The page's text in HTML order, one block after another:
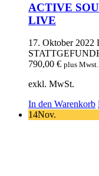
ACTIVE
LIVE
17. Oktober 2022
790,00 € plus Mwst.
exkl. MwSt.
In den Warenkorb
14Nov.